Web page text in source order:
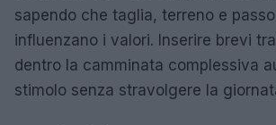
sapendo che taglia, terreno e
influenzano i valori. Inserire brevi
dentro la camminata complessiva
stimolo senza stravolgere la